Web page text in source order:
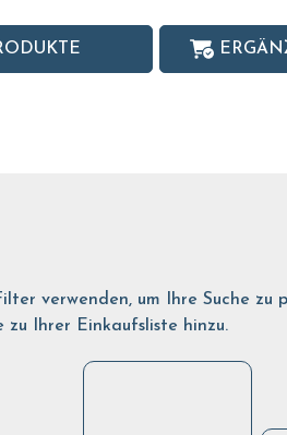
verwenden, um Ihre Suche zu
Ihrer Einkaufsliste hinzu.